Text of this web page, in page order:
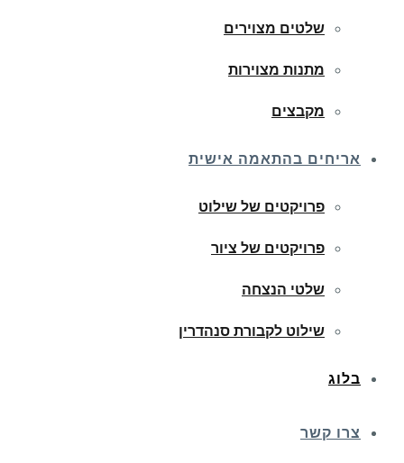
שלטים מצוירים
מתנות מצוירות
מקבצים
אריחים בהתאמה אישית
פרויקטים של שילוט
פרויקטים של ציור
שלטי הנצחה
שילוט לקבורת סנהדרין
בלוג
צרו קשר